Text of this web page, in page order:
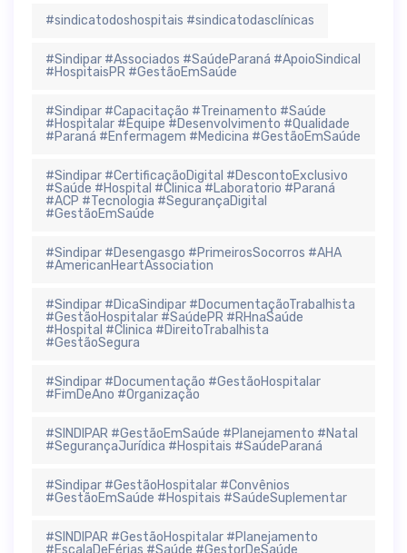
#sindicatodoshospitais #sindicatodasclínicas
#Sindipar #Associados #SaúdeParaná #ApoioSindical
#HospitaisPR #GestãoEmSaúde
#Sindipar #Capacitação #Treinamento #Saúde
#Hospitalar #Equipe #Desenvolvimento #Qualidade
#Paraná #Enfermagem #Medicina #GestãoEmSaúde
#Sindipar #CertificaçãoDigital #DescontoExclusivo
#Saúde #Hospital #Clinica #Laboratorio #Paraná
#ACP #Tecnologia #SegurançaDigital
#GestãoEmSaúde
#Sindipar #Desengasgo #PrimeirosSocorros #AHA
#AmericanHeartAssociation
#Sindipar #DicaSindipar #DocumentaçãoTrabalhista
#GestãoHospitalar #SaúdePR #RHnaSaúde
#Hospital #Clinica #DireitoTrabalhista
#GestãoSegura
#Sindipar #Documentação #GestãoHospitalar
#FimDeAno #Organização
#SINDIPAR #GestãoEmSaúde #Planejamento #Natal
#SegurançaJurídica #Hospitais #SaúdeParaná
#Sindipar #GestãoHospitalar #Convênios
#GestãoEmSaúde #Hospitais #SaúdeSuplementar
#SINDIPAR #GestãoHospitalar #Planejamento
#EscalaDeFérias #Saúde #GestorDeSaúde